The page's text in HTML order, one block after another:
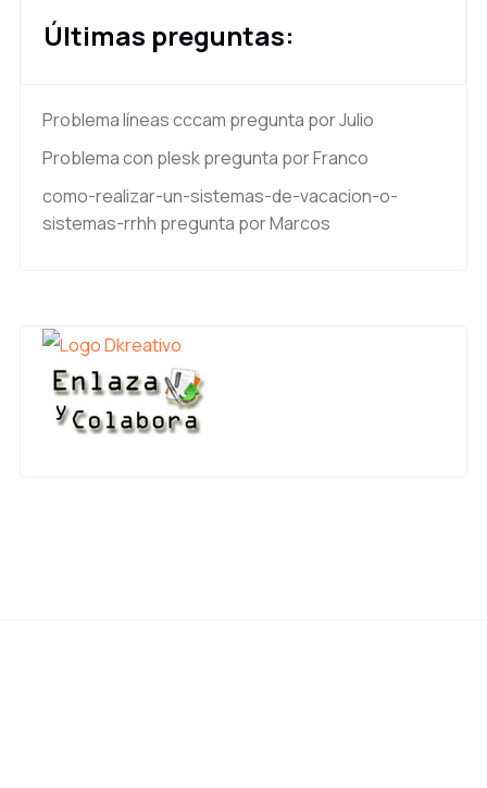
Últimas preguntas:
Problema líneas cccam pregunta por Julio
Problema con pleskpregunta por Franco
como-realizar-un-sistemas-de-vacacion-o-
sistemas-rrhh pregunta por Marcos